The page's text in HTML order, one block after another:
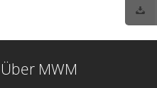
Über MWM